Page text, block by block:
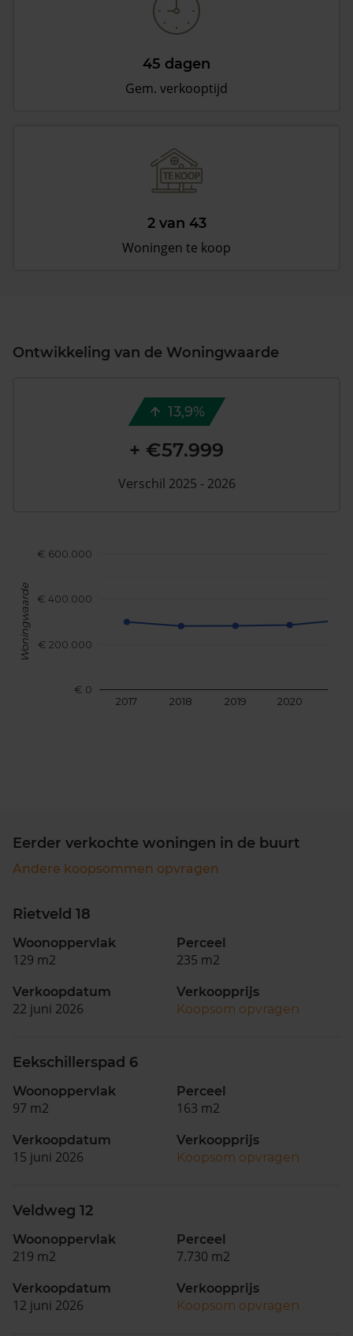
45 dagen
Gem. verkooptijd
2 van 43
Woningen te koop
Ontwikkeling van de Woningwaarde
2017 2018 2019 2020
€ 0
€ 200.000
€ 400.000
€ 600.000
Woningwaarde
13,9%
+ €57.999
Verschil 2025 - 2026
Eerder verkochte woningen in de buurt
Andere koopsommen opvragen
Rietveld 18
Woonoppervlak
129 m2
Perceel
235 m2
Verkoopdatum
22 juni 2026
Verkoopprijs
Koopsom opvragen
Eekschillerspad 6
Woonoppervlak
97 m2
Perceel
163 m2
Verkoopdatum
15 juni 2026
Verkoopprijs
Koopsom opvragen
Veldweg 12
Woonoppervlak
219 m2
Perceel
7.730 m2
Verkoopdatum
12 juni 2026
Verkoopprijs
Koopsom opvragen